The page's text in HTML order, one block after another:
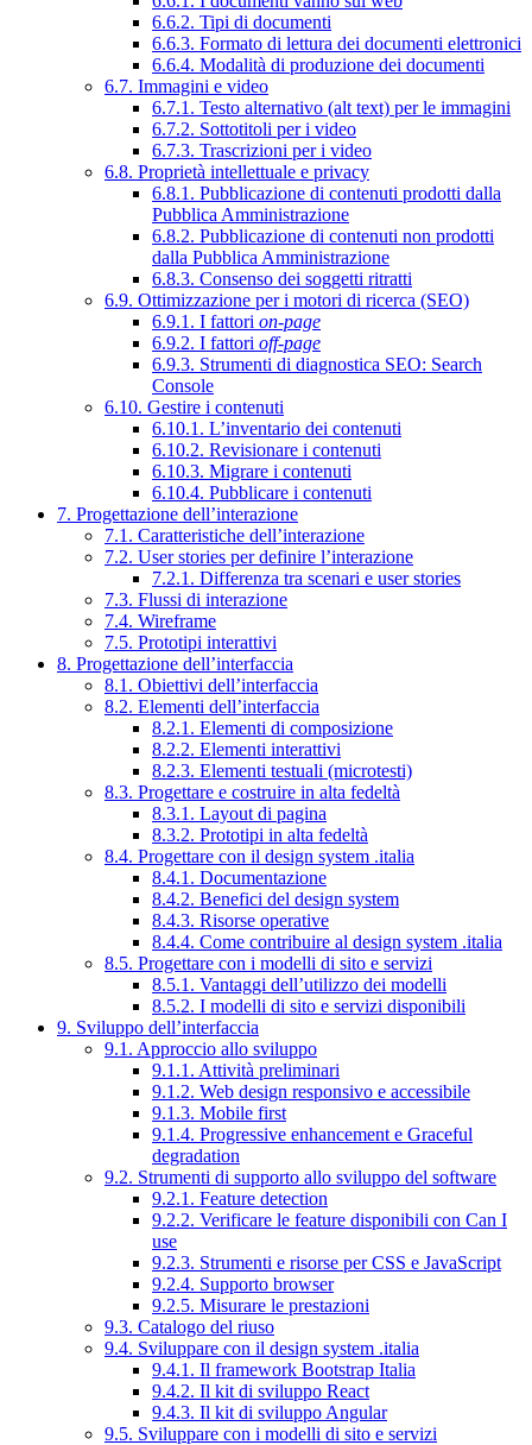
6.6.2. Tipi di documenti
6.6.3. Formato di lettura dei documenti elettronici
6.6.4. Modalità di produzione dei documenti
6.7. Immagini e video
6.7.1. Testo alternativo (alt text) per le immagini
6.7.2. Sottotitoli per i video
6.7.3. Trascrizioni per i video
6.8. Proprietà intellettuale e privacy
6.8.1. Pubblicazione di contenuti prodotti dalla
Pubblica Amministrazione
6.8.2. Pubblicazione di contenuti non prodotti
dalla Pubblica Amministrazione
6.8.3. Consenso dei soggetti ritratti
6.9. Ottimizzazione per i motori di ricerca (SEO)
6.9.1. I fattori on-page
6.9.2. I fattori off-page
6.9.3. Strumenti di diagnostica SEO: Search
Console
6.10. Gestire i contenuti
6.10.1. L’inventario dei contenuti
6.10.2. Revisionare i contenuti
6.10.3. Migrare i contenuti
6.10.4. Pubblicare i contenuti
7. Progettazione dell’interazione
7.1. Caratteristiche dell’interazione
7.2. User stories per definire l’interazione
7.2.1. Differenza tra scenari e user stories
7.3. Flussi di interazione
7.4. Wireframe
7.5. Prototipi interattivi
8. Progettazione dell’interfaccia
8.1. Obiettivi dell’interfaccia
8.2. Elementi dell’interfaccia
8.2.1. Elementi di composizione
8.2.2. Elementi interattivi
8.2.3. Elementi testuali (microtesti)
8.3. Progettare e costruire in alta fedeltà
8.3.1. Layout di pagina
8.3.2. Prototipi in alta fedeltà
8.4. Progettare con il design system .italia
8.4.1. Documentazione
8.4.2. Benefici del design system
8.4.3. Risorse operative
8.4.4. Come contribuire al design system .italia
8.5. Progettare con i modelli di sito e servizi
8.5.1. Vantaggi dell’utilizzo dei modelli
8.5.2. I modelli di sito e servizi disponibili
9. Sviluppo dell’interfaccia
9.1. Approccio allo sviluppo
9.1.1. Attività preliminari
9.1.2. Web design responsivo e accessibile
9.1.3. Mobile first
9.1.4. Progressive enhancement e Graceful
degradation
9.2. Strumenti di supporto allo sviluppo del software
9.2.1. Feature detection
9.2.2. Verificare le feature disponibili con Can I
use
9.2.3. Strumenti e risorse per CSS e JavaScript
9.2.4. Supporto browser
9.2.5. Misurare le prestazioni
9.3. Catalogo del riuso
9.4. Sviluppare con il design system .italia
9.4.1. Il framework Bootstrap Italia
9.4.2. Il kit di sviluppo React
9.4.3. Il kit di sviluppo Angular
9.5. Sviluppare con i modelli di sito e servizi